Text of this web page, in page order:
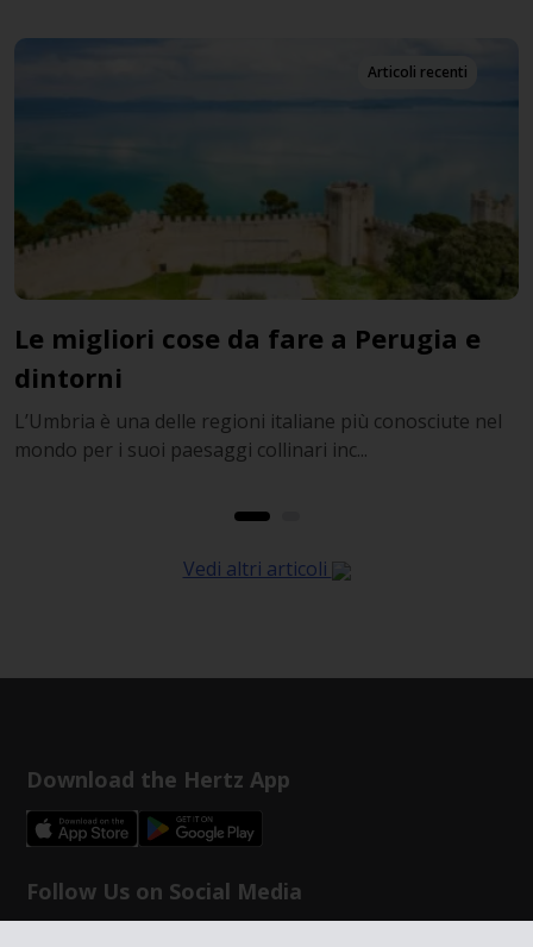
fare a Perugia e
italiane più conosciute nel
collinari inc...
Pisa, Firenze,
Gli antistress naturali
esistere per migliorare la
Vedi altri articoli
Download the Hertz App
Follow Us on Social Media